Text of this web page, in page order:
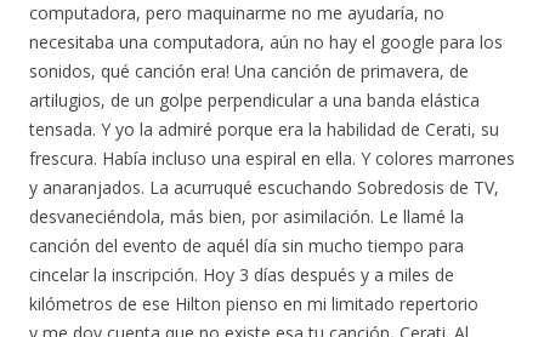
computadora, pero maquinarme no me ayudaría, no
necesitaba una computadora, aún no hay el google para los
sonidos, qué canción era! Una canción de primavera, de
artilugios, de un golpe perpendicular a una banda elástica
tensada. Y yo la admiré porque era la habilidad de Cerati, su
frescura. Había incluso una espiral en ella. Y colores marrones
y anaranjados. La acurruqué escuchando Sobredosis de TV,
desvaneciéndola, más bien, por asimilación. Le llamé la
canción del evento de aquél día sin mucho tiempo para
cincelar la inscripción. Hoy 3 días después y a miles de
kilómetros de ese Hilton pienso en mi limitado repertorio